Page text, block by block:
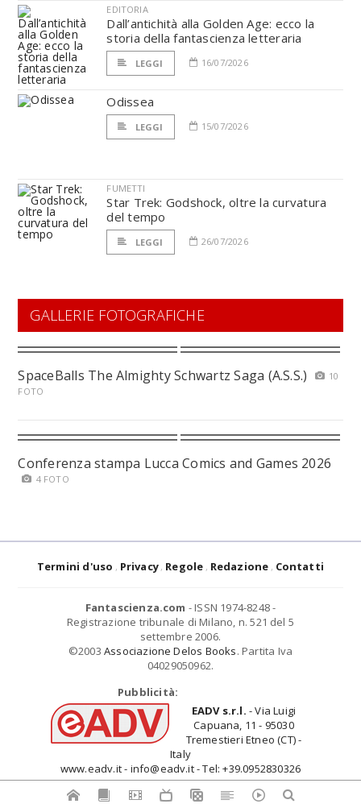
EDITORIA
Dall’antichità alla Golden Age: ecco la
storia della fantascienza letteraria
LEGGI 16/07/2026
Odissea
LEGGI 15/07/2026
FUMETTI
Star Trek: Godshock, oltre la curvatura
del tempo
LEGGI 26/07/2026
GALLERIE FOTOGRAFICHE
SpaceBalls The Almighty Schwartz Saga (A.S.S.)
10
FOTO
Conferenza stampa Lucca Comics and Games 2026
4 FOTO
Termini d'uso Privacy Regole Redazione Contatti
Fantascienza.com - ISSN 1974-8248 -
Registrazione tribunale di Milano, n. 521 del 5
settembre 2006.
©2003 Associazione Delos Books. Partita Iva
04029050962.
Pubblicità:
EADV s.r.l. - Via Luigi
Capuana, 11 - 95030
Tremestieri Etneo (CT) -
Italy
www.eadv.it - info@eadv.it - Tel: +39.0952830326